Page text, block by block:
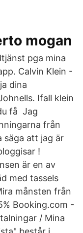
mogan
pga mina
Calvin Klein -
dina
Ifall klein
få Jag
från
säga att jag är
!
är en av
med tassels
månsten från
Booking.com -
/ Mina